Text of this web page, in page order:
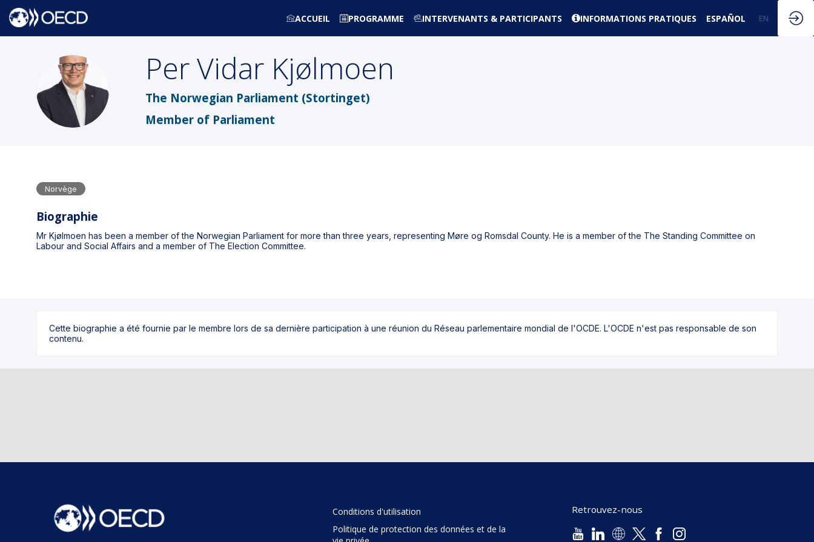
ACCUEIL PROGRAMME INTERVENANTS & PARTICIPANTS INFORMATIONS PRATIQUES ESPAÑOL EN
PVK
Per Vidar Kjølmoen
The Norwegian Parliament (Stortinget)
Member of Parliament
Norvège
Biographie
Mr Kjølmoen has been a member of the Norwegian Parliament for more than three years, representing Møre og Romsdal County. He is a member of the The Standing Committee on
Labour and Social Affairs and a member of The Election Committee.
Cette biographie a été fournie par le membre lors de sa dernière participation à une réunion du Réseau parlementaire mondial de l'OCDE. L'OCDE n'est pas responsable de son
contenu.
Conditions d'utilisation
Politique de protection des données et de la
Retrouvez-nous